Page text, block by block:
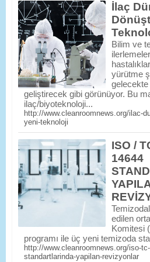
İlaç
Bilim ve
yürütme
gelecekte
geliştirecek gibi görünüyor. Bu
ilaç/biyoteknoloji...
http://www.cleanroomnews.org/ilac-
yeni-teknoloji
ISO /
14644
edilen
Komitesi
programı ile üç yeni temizoda
http://www.cleanroomnews.org/iso-
standartlarinda-yapilan-revizyonlar